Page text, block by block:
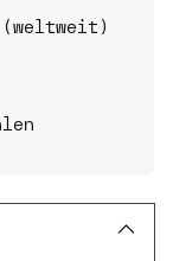
(weltweit)